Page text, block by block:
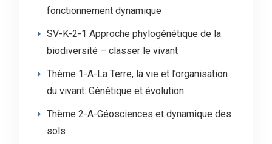
fonctionnement dynamique
SV-K-2-1 Approche phylogénétique de la
biodiversité – classer le vivant
Thème 1-A-La Terre, la vie et l’organisation
du vivant: Génétique et évolution
Thème 2-A-Géosciences et dynamique des
sols